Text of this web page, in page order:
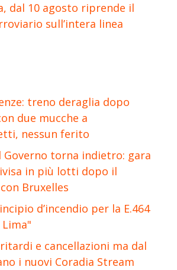
dal 10 agosto riprende il
sull’intera linea
treno deraglia dopo
due mucche a
nessun ferito
torna indietro: gara
in più lotti dopo il
Bruxelles
d’incendio per la E.464
e cancellazioni ma dal
i nuovi Coradia Stream